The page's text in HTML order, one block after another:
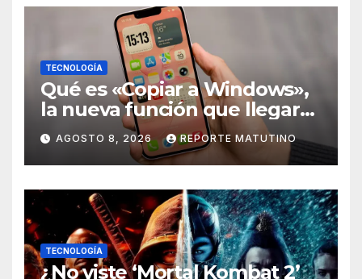
TECNOLOGÍA
Qué es «Copiar a Windows»,
la nueva función que llegará
al iPhone solo para Europa
AGOSTO 8, 2026 REPORTE MATUTINO
TECNOLOGÍA
¿No viste ‘Mortal Kombat 2’